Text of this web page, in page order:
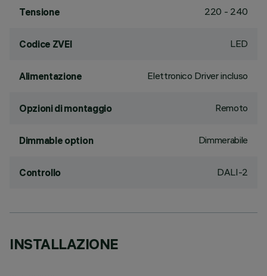
Tensione 220 - 240
Codice ZVEI LED
Alimentazione Elettronico Driver incluso
Opzioni di montaggio Remoto
Dimmable option Dimmerabile
Controllo DALI-2
INSTALLAZIONE